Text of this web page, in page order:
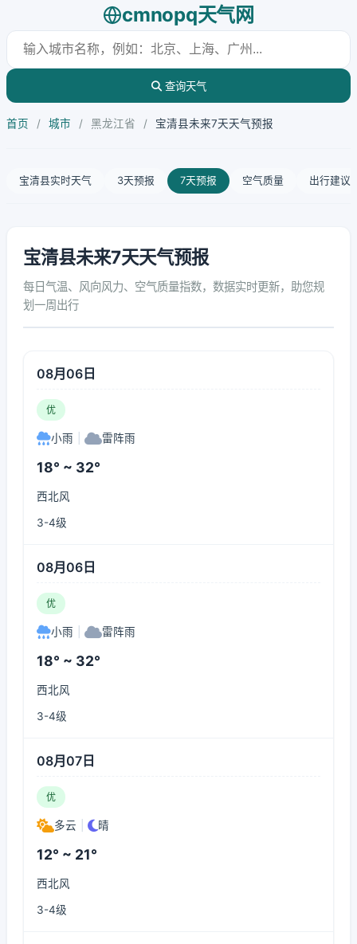
cmnopq天气网
查询天气
首页 / 城市 / 黑龙江省 / 宝清县未来7天天气预报
宝清县实时天气 3天预报 7天预报 空气质量 出行建议
宝清县未来7天天气预报
每日气温、风向风力、空气质量指数，数据实时更新，助您规
划一周出行
08月06日
优
小雨 雷阵雨
18° ~ 32°
西北风
3-4级
08月06日
优
小雨 雷阵雨
18° ~ 32°
西北风
3-4级
08月07日
优
多云 晴
12° ~ 21°
西北风
3-4级